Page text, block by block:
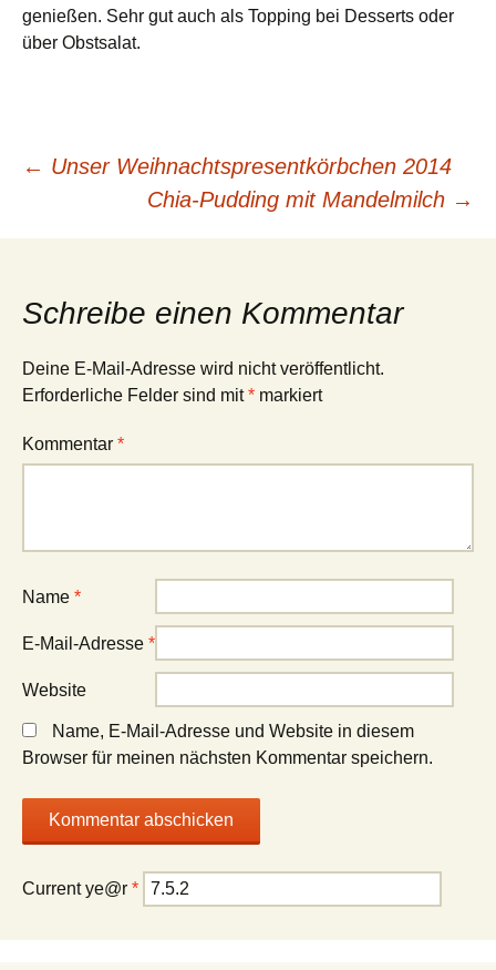
genießen. Sehr gut auch als Topping bei Desserts oder
über Obstsalat.
Beitragsnavigation
← Unser Weihnachtspresentkörbchen 2014
Chia-Pudding mit Mandelmilch →
Schreibe einen Kommentar
Deine E-Mail-Adresse wird nicht veröffentlicht.
Erforderliche Felder sind mit* markiert
Kommentar *
Name *
E-Mail-Adresse *
Website
Name, E-Mail-Adresse und Website in diesem
Browser für meinen nächsten Kommentar speichern.
Current ye@r *